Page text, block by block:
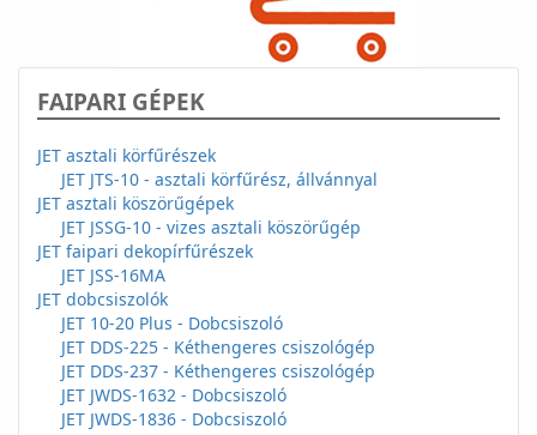
FAIPARI GÉPEK
JET asztali körfűrészek
JET JTS-10 - asztali körfűrész, állvánnyal
JET asztali köszörűgépek
JET JSSG-10 - vizes asztali köszörűgép
JET faipari dekopírfűrészek
JET JSS-16MA
JET dobcsiszolók
JET 10-20 Plus - Dobcsiszoló
JET DDS-225 - Kéthengeres csiszológép
JET DDS-237 - Kéthengeres csiszológép
JET JWDS-1632 - Dobcsiszoló
JET JWDS-1836 - Dobcsiszoló